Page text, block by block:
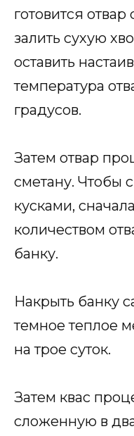
готовится
залить сухую
оставить
температура
градусов.
Затем отвар
сметану. Чтобы
кусками,
количеством
банку.
Накрыть банку
темное теплое
на трое суток.
Затем квас
сложенную в